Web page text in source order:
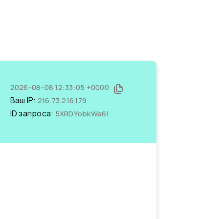
2026-08-08 12:33:05 +0000
Ваш IP: 216.73.216.179
ID запроса: 5XRDYobkWa61